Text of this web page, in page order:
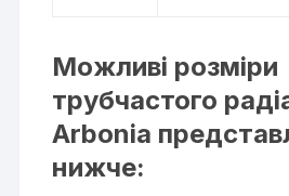
Можливі розміри
трубчастого
Arbonia
нижче: